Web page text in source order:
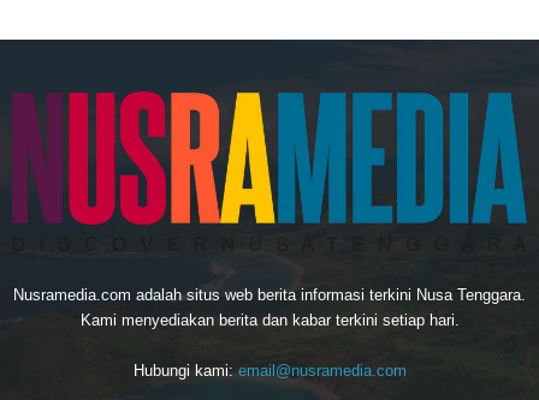
Nusramedia.com adalah situs web berita informasi terkini Nusa Tenggara.
Kami menyediakan berita dan kabar terkini setiap hari.
Hubungi kami: email@nusramedia.com